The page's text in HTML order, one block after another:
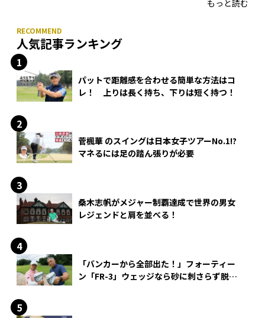
もっと読む
人気記事ランキング
パットで距離感を合わせる簡単な方法はコ
レ！ 上りは長く持ち、下りは短く持つ！
菅楓華 のスイングは日本女子ツアーNo.1!?
マネるには足の踏ん張りが必要
桑木志帆がメジャー制覇達成で世界の男女
レジェンドと肩を並べる！
「バンカーから全部出た！」フォーティー
ン「FR-3」ウェッジなら砂に刺さらず脱出